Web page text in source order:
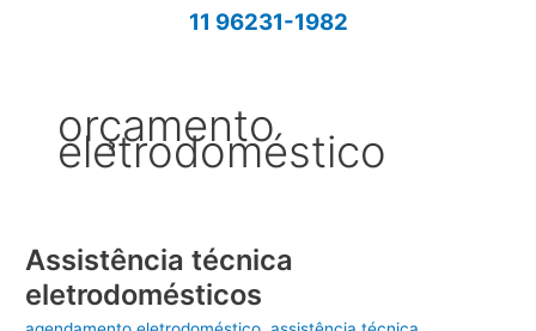
11 96231-1982
orçamento
eletrodoméstico
Assistência técnica
eletrodomésticos